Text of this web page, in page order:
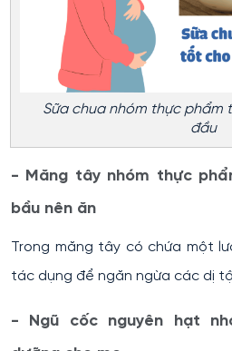
Sữa chua nhóm thực phẩm
đầu
- Măng tây nhóm thực
bầu nên ăn
Trong măng tây có chứa một
tác dụng để ngăn ngừa các dị
- Ngũ cốc nguyên hạt